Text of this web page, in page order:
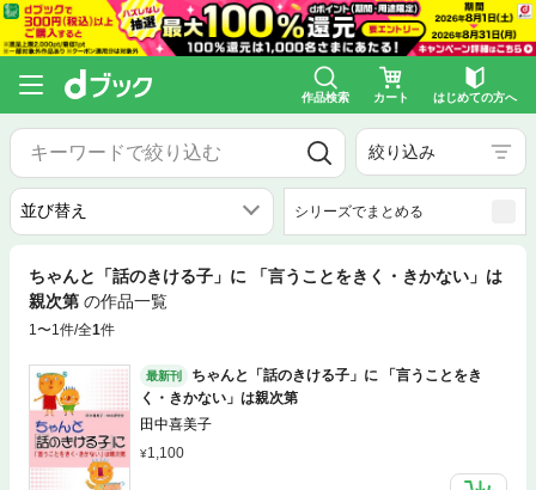
作品検索 カート はじめての方へ
絞り込み
シリーズでまとめる
ちゃんと「話のきける子」に 「言うことをきく・きかない」は
親次第 の作品一覧
1〜1件/全1件
最新刊
ちゃんと「話のきける子」に 「言うことをき
く・きかない」は親次第
田中喜美子
1,100